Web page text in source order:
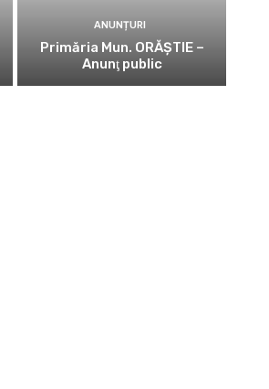
ANUNȚURI
Primăria Mun. ORĂȘTIE –
Anunţ public